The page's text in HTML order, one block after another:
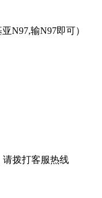
亚N97,输N97即可）
拨打客服热线